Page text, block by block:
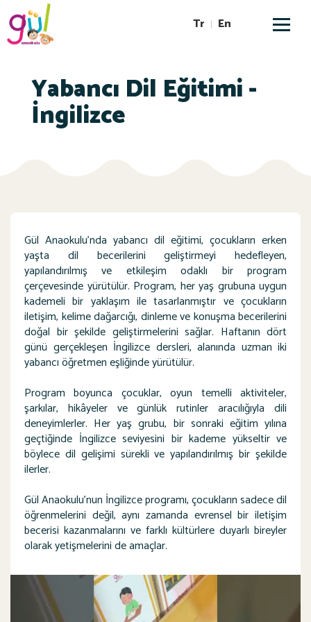
Tr En
Yabancı Dil Eğitimi -
İngilizce
Gül Anaokulu’nda yabancı dil eğitimi, çocukların erken
yaşta dil becerilerini geliştirmeyi hedefleyen,
yapılandırılmış ve etkileşim odaklı bir program
çerçevesinde yürütülür. Program, her yaş grubuna uygun
kademeli bir yaklaşım ile tasarlanmıştır ve çocukların
iletişim, kelime dağarcığı, dinleme ve konuşma becerilerini
doğal bir şekilde geliştirmelerini sağlar. Haftanın dört
günü gerçekleşen İngilizce dersleri, alanında uzman iki
yabancı öğretmen eşliğinde yürütülür.
Program boyunca çocuklar, oyun temelli aktiviteler,
şarkılar, hikâyeler ve günlük rutinler aracılığıyla dili
deneyimlerler. Her yaş grubu, bir sonraki eğitim yılına
geçtiğinde İngilizce seviyesini bir kademe yükseltir ve
böylece dil gelişimi sürekli ve yapılandırılmış bir şekilde
ilerler.
Gül Anaokulu’nun İngilizce programı, çocukların sadece dil
öğrenmelerini değil, aynı zamanda evrensel bir iletişim
becerisi kazanmalarını ve farklı kültürlere duyarlı bireyler
olarak yetişmelerini de amaçlar.